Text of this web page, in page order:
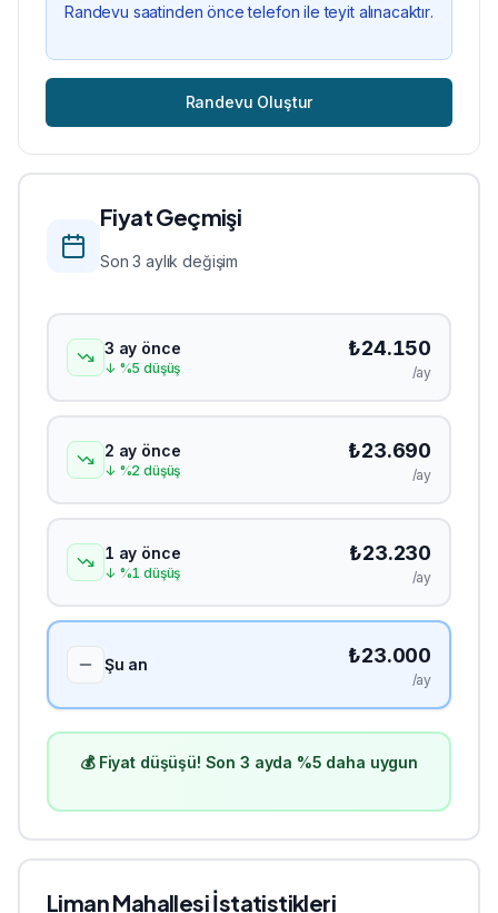
Randevu saatinden önce telefon ile teyit alınacaktır.
Randevu Oluştur
Fiyat Geçmişi
Son 3 aylık değişim
3 ay önce
↓%5 düşüş
₺24.150
/ay
2 ay önce
↓%2 düşüş
₺23.690
/ay
1 ay önce
↓%1 düşüş
₺23.230
/ay
Şu an ₺23.000
/ay
💰 Fiyat düşüşü! Son 3 ayda %5 daha uygun
LimanMahallesi İstatistikleri